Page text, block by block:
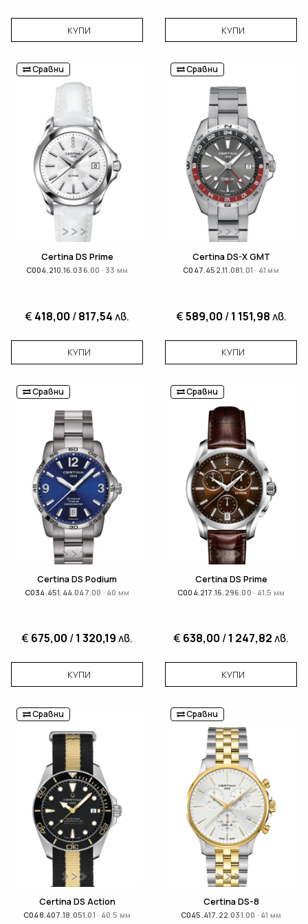
КУПИ КУПИ
Сравни
Certina DS Prime
C004.210.16.036.00 · 33 мм
€ 418,00 /817,54лв.
КУПИ
Сравни
Certina DS-X GMT
C047.452.11.081.01 · 41 мм
€589,00 /1 151,98лв.
КУПИ
Сравни
Certina DS Podium
C034.451.44.047.00 · 40 мм
€ 675,00 /1 320,19лв.
КУПИ
Сравни
Certina DS Prime
C004.217.16.296.00 · 41.5 мм
€ 638,00 /1 247,82лв.
КУПИ
Сравни
Certina DS Action
C048.407.18.051.01 · 40.5 мм
Сравни
Certina DS-8
C045.417.22.031.00 · 41 мм